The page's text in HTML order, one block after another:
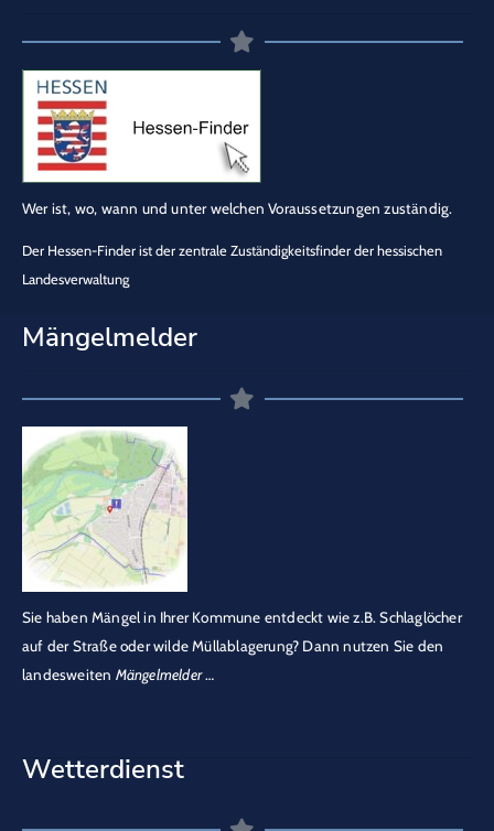
Wer ist, wo, wann und unter welchen Voraussetzungen zuständig.
Der Hessen-Finder ist der zentrale Zuständigkeitsfinder der hessischen
Landesverwaltung
Mängelmelder
Sie haben Mängel in Ihrer Kommune entdeckt wie z.B. Schlaglöcher
auf der Straße oder wilde Müllablagerung? Dann nutzen Sie den
landesweiten Mängelmelder…
Wetterdienst